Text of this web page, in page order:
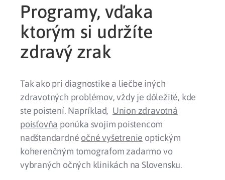
Programy, vďaka
ktorým si udržíte
zdravý zrak
Tak ako pri diagnostike a liečbe iných
zdravotných problémov, vždy je dôležité, kde
ste poistení. Napríklad, Union zdravotná
poisťovňa ponúka svojim poistencom
nadštandardné očné vyšetrenie optickým
koherenčným tomografom zadarmo vo
vybraných očných klinikách na Slovensku.